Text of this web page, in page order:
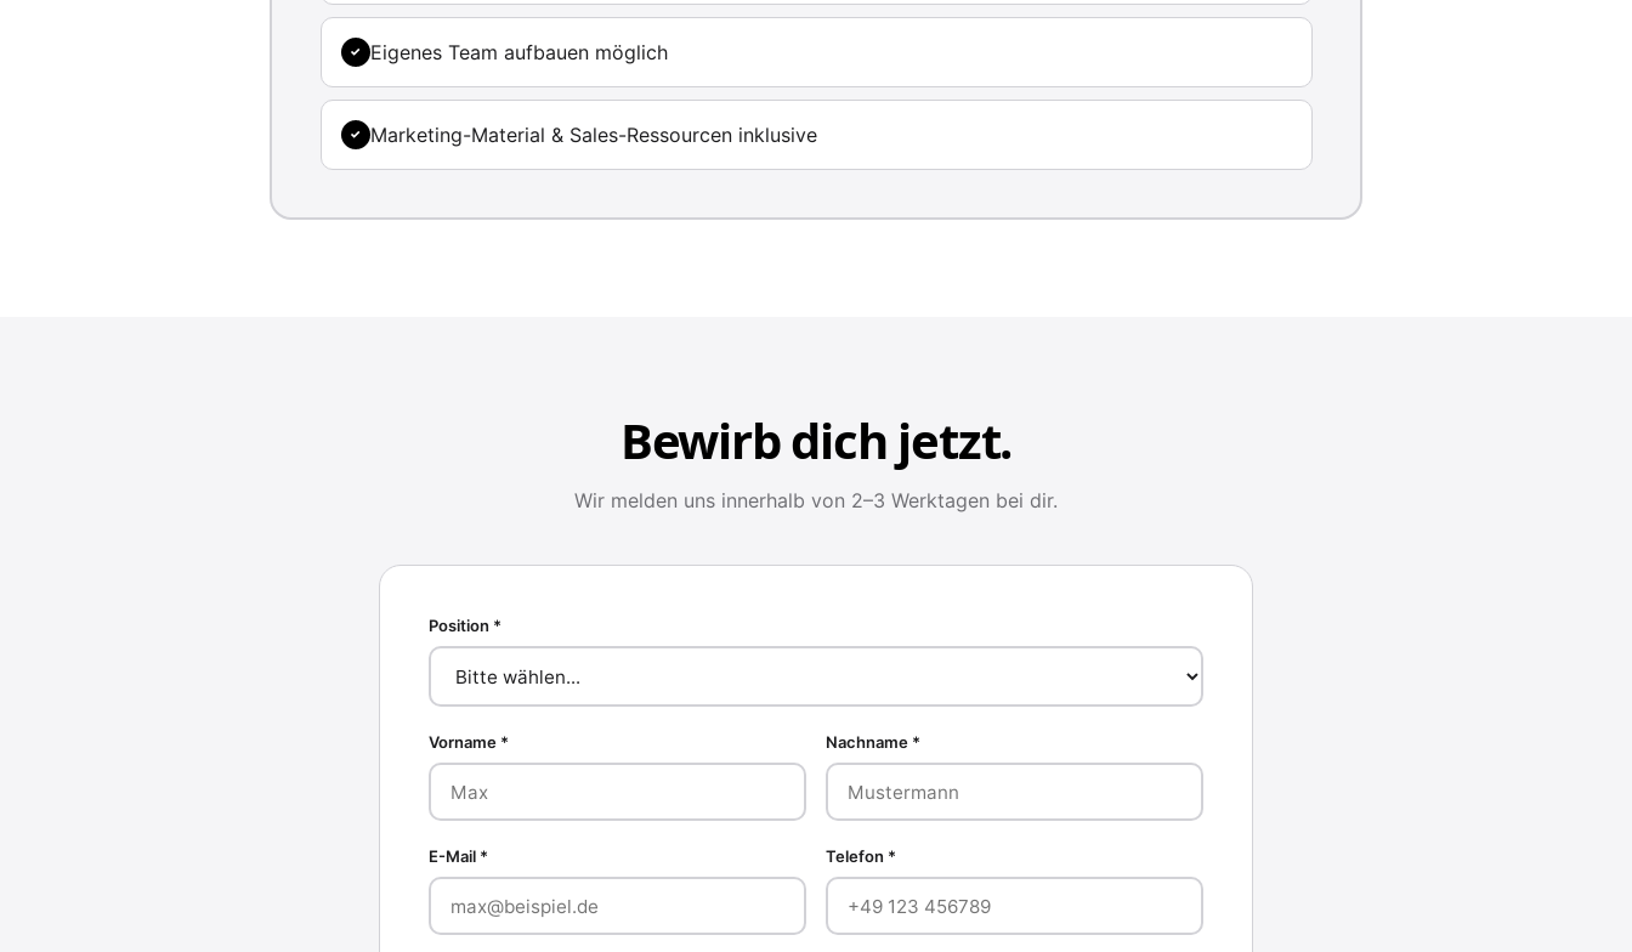
✓ Eigenes Team aufbauen möglich
✓ Marketing-Material & Sales-Ressourcen inklusive
Bewirb dich jetzt.
Wir melden uns innerhalb von 2–3 Werktagen bei dir.
Position *
Vorname * Nachname *
E-Mail * Telefon *